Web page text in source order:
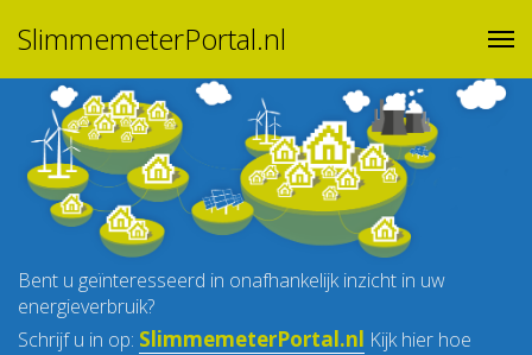
SlimmemeterPortal.nl
Bent u geïnteresseerd in onafhankelijk inzicht in uw
energieverbruik?
Schrijf u in op: SlimmemeterPortal.nl Kijk hier hoe